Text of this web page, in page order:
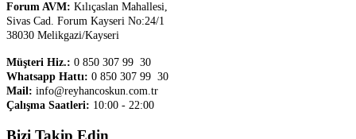
Forum AVM: Kılıçaslan Mahallesi,
Sivas Cad. Forum Kayseri No:24/1
38030 Melikgazi/Kayseri
Müşteri Hiz.: 0 850 307 99 30
Whatsapp Hattı: 0 850 307 99 30
Mail: info@reyhancoskun.com.tr
Çalışma Saatleri: 10:00 - 22:00
Bizi Takip Edin